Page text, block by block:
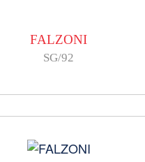
FALZONI
SG/92